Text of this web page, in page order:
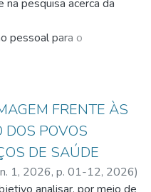
pesquisa acerca da
pessoal para o
vista a sua característica
humana e corroborada
meios de admissibilidade
FRENTE ÀS
DOS POVOS
DE SAÚDE
1, 2026, p. 01-12, 2026)